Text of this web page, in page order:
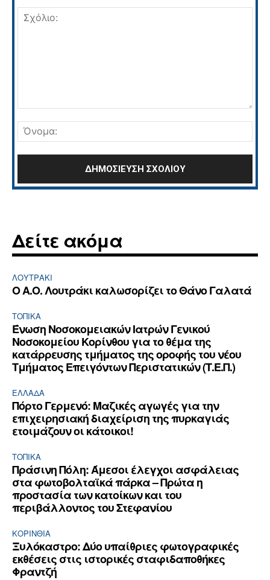
Δείτε ακόμα
ΛΟΥΤΡΆΚΙ
Ο Α.Ο. Λουτράκι καλωσορίζει το Θάνο Γαλατά
ΤΟΠΙΚΑ
Ένωση Νοσοκομειακών Ιατρών Γενικού
Νοσοκομείου Κορίνθου για το θέμα της
κατάρρευσης τμήματος της οροφής του νέου
Τμήματος Επειγόντων Περιστατικών (Τ.Ε.Π.)
ΕΛΛΆΔΑ
Πόρτο Γερμενό: Μαζικές αγωγές για την
επιχειρησιακή διαχείριση της πυρκαγιάς
ετοιμάζουν οι κάτοικοι!
ΤΟΠΙΚΑ
Πράσινη Πόλη: Άμεσοι έλεγχοι ασφάλειας
στα φωτοβολταϊκά πάρκα – Πρώτα η
προστασία των κατοίκων και του
περιβάλλοντος του Στεφανίου
ΚΟΡΙΝΘΊΑ
Ξυλόκαστρο: Δύο υπαίθριες φωτογραφικές
εκθέσεις στις ιστορικές σταφιδαποθήκες
Φραντζή